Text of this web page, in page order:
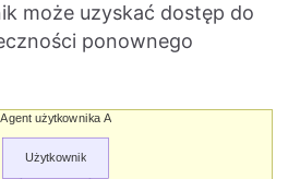
może uzyskać dostęp do
ponownego